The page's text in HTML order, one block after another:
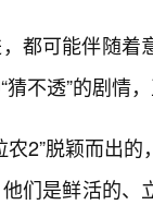
都可能伴随着
不透”的剧情
农2”脱颖而出
们是鲜活的